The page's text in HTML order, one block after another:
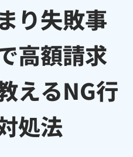
り失敗事
高額請求
えるNG行
処法